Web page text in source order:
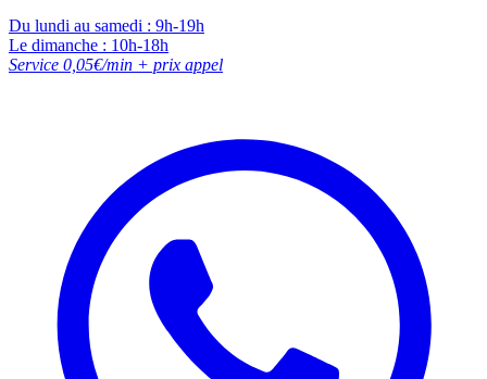
Du lundi au samedi : 9h-19h
Le dimanche : 10h-18h
Service 0,05€/min + prix appel